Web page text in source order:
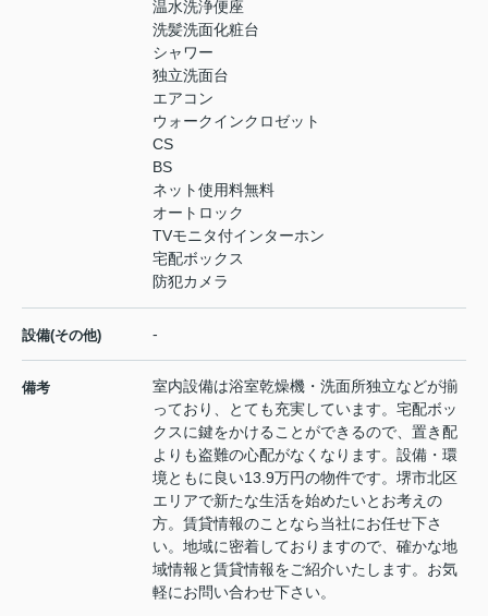
温水洗浄便座
洗髪洗面化粧台
シャワー
独立洗面台
エアコン
ウォークインクロゼット
CS
BS
ネット使用料無料
オートロック
TVモニタ付インターホン
宅配ボックス
防犯カメラ
設備(その他) -
備考
室内設備は浴室乾燥機・洗面所独立などが揃
っており、とても充実しています。宅配ボッ
クスに鍵をかけることができるので、置き配
よりも盗難の心配がなくなります。設備・環
境ともに良い13.9万円の物件です。堺市北区
エリアで新たな生活を始めたいとお考えの
方。賃貸情報のことなら当社にお任せ下さ
い。地域に密着しておりますので、確かな地
域情報と賃貸情報をご紹介いたします。お気
軽にお問い合わせ下さい。